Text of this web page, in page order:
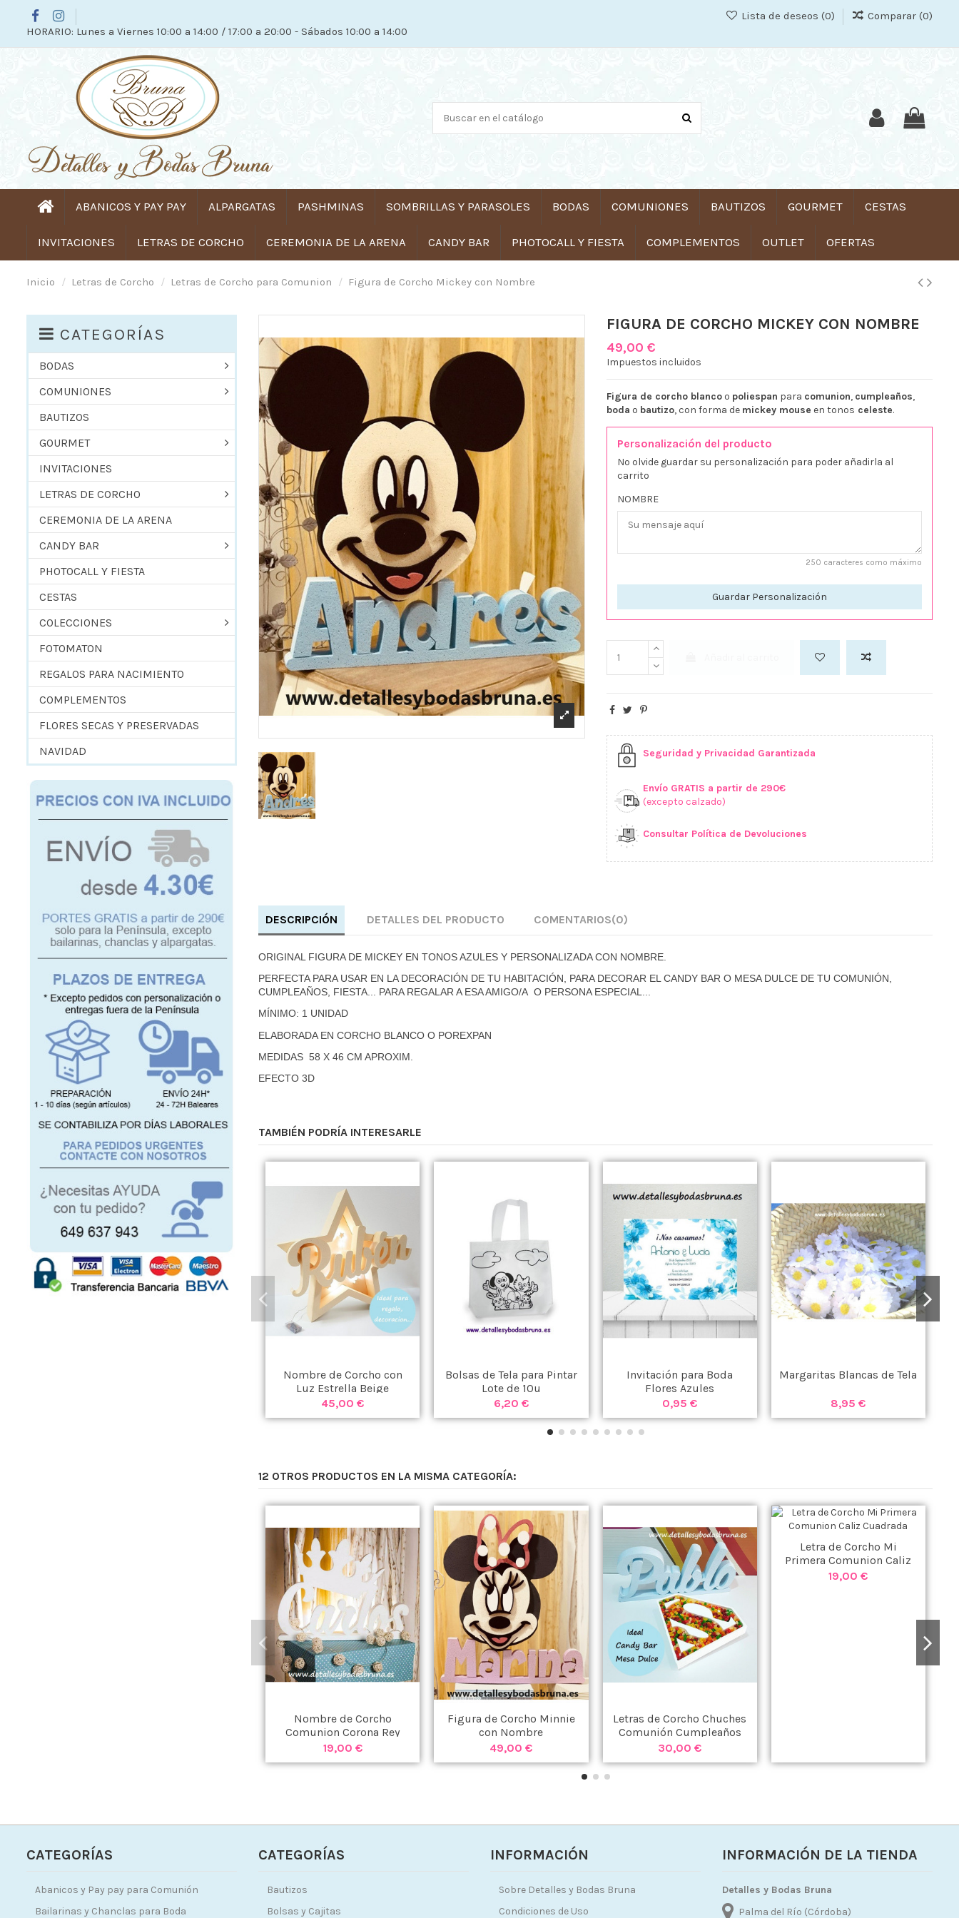
HORARIO: Lunes a Viernes 10:00 a 14:00 / 17:00 a 20:00 - Sábados 10:00 a 14:00
Lista de deseos (0) Comparar (0)
ABANICOS Y PAY PAY ALPARGATAS PASHMINAS SOMBRILLAS Y PARASOLES BODAS COMUNIONES BAUTIZOS GOURMET CESTAS
INVITACIONES LETRAS DE CORCHO CEREMONIA DE LA ARENA CANDY BAR PHOTOCALL Y FIESTA COMPLEMENTOS OUTLET OFERTAS
Inicio Letras de Corcho Letras de Corcho para Comunion Figura de Corcho Mickey con Nombre
FIGURA DE CORCHO MICKEY CON NOMBRE
49,00 €
Impuestos incluidos
Figura de corcho blancoo poliespan para comunion, cumpleaños,
boda o bautizo, con forma de mickey mouse en tonos celeste.
Personalización del producto
No olvide guardar su personalización para poder añadirla al
carrito
NOMBRE
250 caracteres como máximo
Guardar Personalización
Seguridad y Privacidad Garantizada
Envío GRATIS a partir de 290€
(excepto calzado)
Consultar Política de Devoluciones
DESCRIPCIÓN DETALLES DEL PRODUCTO COMENTARIOS(0)
ORIGINAL FIGURA DE MICKEY EN TONOS AZULES Y PERSONALIZADA CON NOMBRE.
PERFECTA PARA USAR EN LA DECORACIÓN DE TU HABITACIÓN, PARA DECORAR EL CANDY BAR O MESA DULCE DE TU COMUNIÓN,
CUMPLEAÑOS, FIESTA... PARA REGALAR A ESA AMIGO/A O PERSONA ESPECIAL...
MÍNIMO: 1 UNIDAD
ELABORADA EN CORCHO BLANCO O POREXPAN
MEDIDAS 58 X 46 CM APROXIM.
EFECTO 3D
TAMBIÉN PODRÍA INTERESARLE
Nombre de Corcho con
Luz Estrella Beige
45,00 €
Bolsas de Tela para Pintar
Lote de 10u
6,20 €
Invitación para Boda
Flores Azules
0,95 €
Margaritas Blancas de Tela
8,95 €
12 OTROS PRODUCTOS EN LA MISMA CATEGORÍA:
Nombre de Corcho
Comunion Corona Rey
19,00 €
Figura de Corcho Minnie
con Nombre
49,00 €
Letras de Corcho Chuches
Comunión Cumpleaños
Superman
30,00 €
Letra de Corcho Mi
Primera Comunion Caliz
Cuadrada
19,00 €
CATEGORÍAS
BODAS
COMUNIONES
BAUTIZOS
GOURMET
INVITACIONES
LETRAS DE CORCHO
CEREMONIA DE LA ARENA
CANDY BAR
PHOTOCALL Y FIESTA
CESTAS
COLECCIONES
FOTOMATON
REGALOS PARA NACIMIENTO
COMPLEMENTOS
FLORES SECAS Y PRESERVADAS
NAVIDAD
CATEGORÍAS
Abanicos y Pay pay para Comunión
Bailarinas y Chanclas para Boda
CATEGORÍAS
Bautizos
Bolsas y Cajitas
INFORMACIÓN
Sobre Detalles y Bodas Bruna
Condiciones de Uso
INFORMACIÓN DE LA TIENDA
Detalles y Bodas Bruna
Palma del Río (Córdoba)